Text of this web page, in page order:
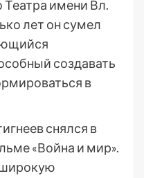
имени Вл.
лет он сумел
создавать
в
снялся в
«Война и мир».